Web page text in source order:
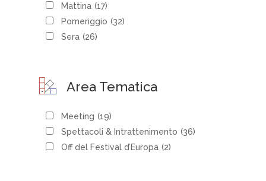
Mattina (17)
Pomeriggio (32)
Sera (26)
Area Tematica
Meeting (19)
Spettacoli & Intrattenimento (36)
Off del Festival d’Europa (2)